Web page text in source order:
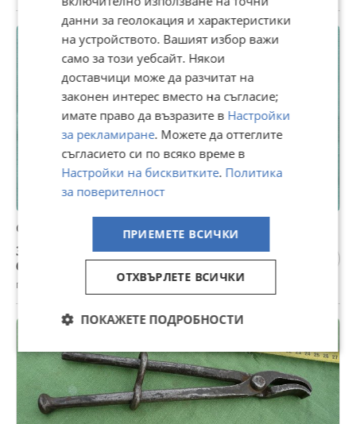
Стар тенекеджийски чук - 304
30,68 €
60 лв
гр. Пловдив, 20 юли
данни за геолокация и характеристики
на устройството. Вашият избор важи
само за този уебсайт. Някои
доставчици може да разчитат на
законен интерес вместо на съгласие;
имате право да възразите в Настройки
за рекламиране. Можете да оттеглите
съгласието си по всяко време в
Настройки на бисквитките. Политика
за поверителност
ПРИЕМЕТЕ ВСИЧКИ
ОТХВЪРЛЕТЕ ВСИЧКИ
ПОКАЖЕТЕ ПОДРОБНОСТИ